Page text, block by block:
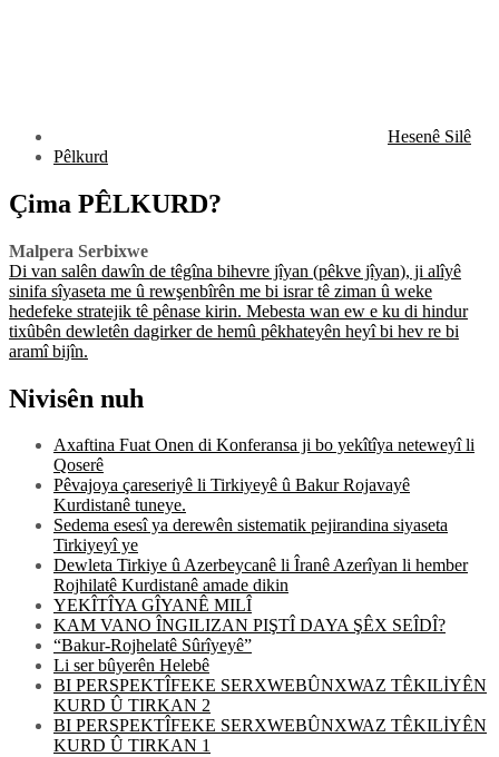
Hesenê Silê
Pêlkurd
Çima PÊLKURD?
Malpera Serbixwe
Di van salên dawîn de têgîna bihevre jîyan (pêkve jîyan), ji alîyê
sinifa sîyaseta me û rewşenbîrên me bi israr tê ziman û weke
hedefeke stratejik tê pênase kirin. Mebesta wan ew e ku di hindur
tixûbên dewletên dagirker de hemû pêkhateyên heyî bi hev re bi
aramî bijîn.
Nivisên nuh
Axaftina Fuat Onen di Konferansa ji bo yekîtîya neteweyî li
Qoserê
Pêvajoya çareseriyê li Tirkiyeyê û Bakur Rojavayê
Kurdistanê tuneye.
Sedema esesî ya derewên sistematik pejirandina siyaseta
Tirkiyeyî ye
Dewleta Tirkiye û Azerbeycanê li Îranê Azerîyan li hember
Rojhilatê Kurdistanê amade dikin
YEKÎTÎYA GÎYANÊ MILÎ
KAM VANO ÎNGILIZAN PIŞTÎ DAYA ŞÊX SEÎDÎ?
“Bakur-Rojhelatê Sûrîyeyê”
Li ser bûyerên Helebê
BI PERSPEKTÎFEKE SERXWEBÛNXWAZ TÊKILİYÊN
KURD Û TIRKAN 2
BI PERSPEKTÎFEKE SERXWEBÛNXWAZ TÊKILİYÊN
KURD Û TIRKAN 1